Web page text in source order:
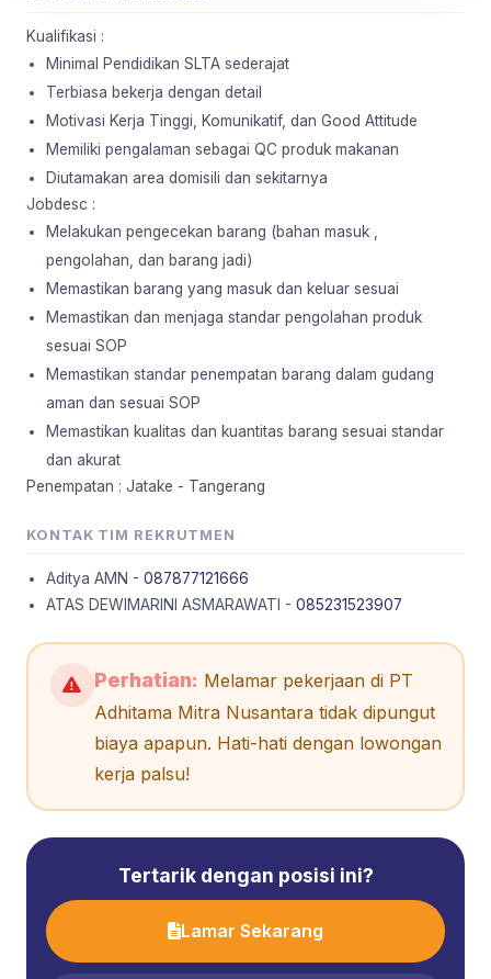
Kualifikasi :
Minimal Pendidikan SLTA sederajat
Terbiasa bekerja dengan detail
Motivasi Kerja Tinggi, Komunikatif, dan Good Attitude
Memiliki pengalaman sebagai QC produk makanan
Diutamakan area domisili dan sekitarnya
Jobdesc :
Melakukan pengecekan barang (bahan masuk ,
pengolahan, dan barang jadi)
Memastikan barang yang masuk dan keluar sesuai
Memastikan dan menjaga standar pengolahan produk
sesuai SOP
Memastikan standar penempatan barang dalam gudang
aman dan sesuai SOP
Memastikan kualitas dan kuantitas barang sesuai standar
dan akurat
Penempatan : Jatake - Tangerang
KONTAK TIM REKRUTMEN
Aditya AMN - 087877121666
ATAS DEWIMARINI ASMARAWATI - 085231523907
Perhatian: Melamar pekerjaan di PT
Adhitama Mitra Nusantara tidak dipungut
biaya apapun. Hati-hati dengan lowongan
kerja palsu!
Tertarik dengan posisi ini?
Lamar Sekarang